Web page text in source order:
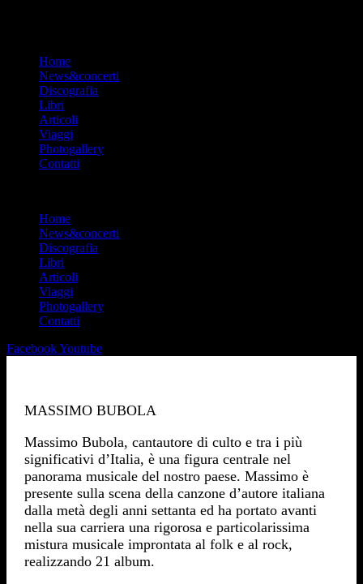
Home
News&concerti
Discografia
Libri
Articoli
Viaggi
Photogallery
Contatti
Home
News&concerti
Discografia
Libri
Articoli
Viaggi
Photogallery
Contatti
FacebookYoutube
MASSIMO BUBOLA
Massimo Bubola, cantautore di culto e tra i più
significativi d’Italia, è una figura centrale nel
panorama musicale del nostro paese. Massimo è
presente sulla scena della canzone d’autore italiana
dalla metà degli anni settanta ed ha portato avanti
nella sua carriera una rigorosa e particolarissima
mistura musicale improntata al folk e al rock,
realizzando 21 album.